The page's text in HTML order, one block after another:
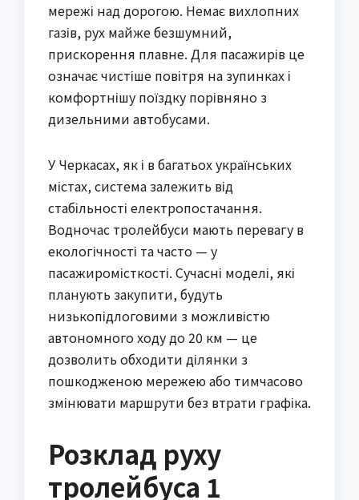
мережі над дорогою. Немає вихлопних
газів, рух майже безшумний,
прискорення плавне. Для пасажирів це
означає чистіше повітря на зупинках і
комфортнішу поїздку порівняно з
дизельними автобусами.
У Черкасах, як і в багатьох українських
містах, система залежить від
стабільності електропостачання.
Водночас тролейбуси мають перевагу в
екологічності та часто — у
пасажиромісткості. Сучасні моделі, які
планують закупити, будуть
низькопідлоговими з можливістю
автономного ходу до 20 км — це
дозволить обходити ділянки з
пошкодженою мережею або тимчасово
змінювати маршрути без втрати графіка.
Розклад руху
тролейбуса 1